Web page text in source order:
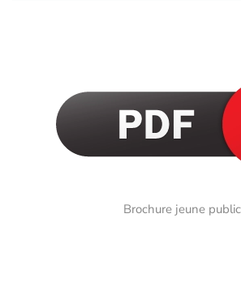
Brochure jeune public